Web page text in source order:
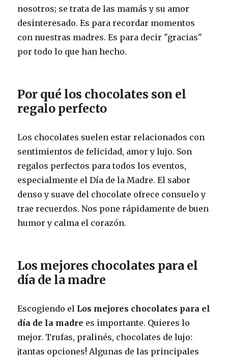
nosotros; se trata de las mamás y su amor
desinteresado. Es para recordar momentos
con nuestras madres. Es para decir "gracias"
por todo lo que han hecho.
Por qué los chocolates son el
regalo perfecto
Los chocolates suelen estar relacionados con
sentimientos de felicidad, amor y lujo. Son
regalos perfectos para todos los eventos,
especialmente el Día de la Madre. El sabor
denso y suave del chocolate ofrece consuelo y
trae recuerdos. Nos pone rápidamente de buen
humor y calma el corazón.
Los mejores chocolates para el
día de la madre
Escogiendo el Los mejores chocolates para el
día de la madre es importante. Quieres lo
mejor. Trufas, pralinés, chocolates de lujo:
¡tantas opciones! Algunas de las principales